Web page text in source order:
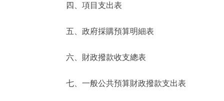
北京概況
綠色北京
ENGLISH
四、項目支出表
五、政府採購預算明細表
六、財政撥款收支總表
七、一般公共預算財政撥款支出表